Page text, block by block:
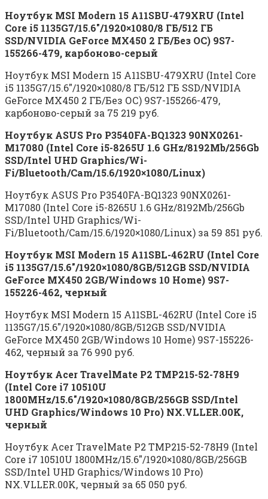
Ноутбук MSI Modern 15 A11SBU-479XRU (Intel
Core i5 1135G7/15.6″/1920×1080/8 ГБ/512 ГБ
SSD/NVIDIA GeForce MX450 2 ГБ/Без ОС) 9S7-
155266-479, карбоново-серый
Ноутбук MSI Modern 15 A11SBU-479XRU (Intel Core
i5 1135G7/15.6″/1920×1080/8 ГБ/512 ГБ SSD/NVIDIA
GeForce MX450 2 ГБ/Без ОС) 9S7-155266-479,
карбоново-серый за 75 219 руб.
Ноутбук ASUS Pro P3540FA-BQ1323 90NX0261-
M17080 (Intel Core i5-8265U 1.6 GHz/8192Mb/256Gb
SSD/Intel UHD Graphics/Wi-
Fi/Bluetooth/Cam/15.6/1920×1080/Linux)
Ноутбук ASUS Pro P3540FA-BQ1323 90NX0261-
M17080 (Intel Core i5-8265U 1.6 GHz/8192Mb/256Gb
SSD/Intel UHD Graphics/Wi-
Fi/Bluetooth/Cam/15.6/1920×1080/Linux) за 59 851 руб.
Ноутбук MSI Modern 15 A11SBL-462RU (Intel Core
i5 1135G7/15.6″/1920×1080/8GB/512GB SSD/NVIDIA
GeForce MX450 2GB/Windows 10 Home) 9S7-
155226-462, черный
Ноутбук MSI Modern 15 A11SBL-462RU (Intel Core i5
1135G7/15.6″/1920×1080/8GB/512GB SSD/NVIDIA
GeForce MX450 2GB/Windows 10 Home) 9S7-155226-
462, черный за 76 990 руб.
Ноутбук Acer TravelMate P2 TMP215-52-78H9
(Intel Core i7 10510U
1800MHz/15.6″/1920×1080/8GB/256GB SSD/Intel
UHD Graphics/Windows 10 Pro) NX.VLLER.00K,
черный
Ноутбук Acer TravelMate P2 TMP215-52-78H9 (Intel
Core i7 10510U 1800MHz/15.6″/1920×1080/8GB/256GB
SSD/Intel UHD Graphics/Windows 10 Pro)
NX.VLLER.00K, черный за 65 050 руб.